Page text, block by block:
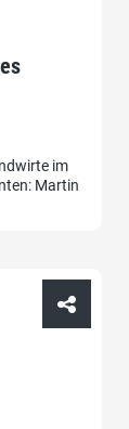
im
Martin